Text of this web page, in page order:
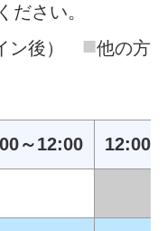
ださい。
ン後） ■他の方
～12:00 12:00